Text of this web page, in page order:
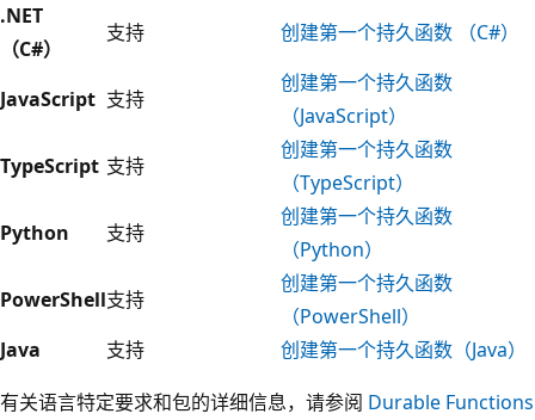
.NET
（C#）
支持 创建第一个持久函数 （C#）
JavaScript 支持
创建第一个持久函数
（JavaScript）
TypeScript 支持
创建第一个持久函数
（TypeScript）
Python
支持
创建第一个持久函数
（Python）
PowerShell支持
创建第一个持久函数
（PowerShell）
Java
支持
创建第一个持久函数（Java）
有关语言特定要求和包的详细信息，请参阅 Durable Functions